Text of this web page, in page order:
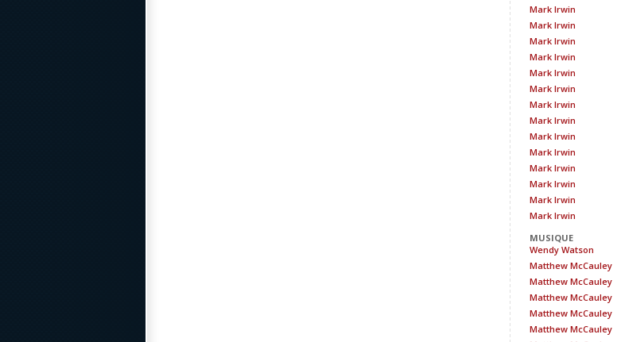
Mark Irwin
Mark Irwin
Mark Irwin
Mark Irwin
Mark Irwin
Mark Irwin
Mark Irwin
Mark Irwin
Mark Irwin
Mark Irwin
Mark Irwin
Mark Irwin
Mark Irwin
Mark Irwin
MUSIQUE
Wendy Watson
Matthew McCauley
Matthew McCauley
Matthew McCauley
Matthew McCauley
Matthew McCauley